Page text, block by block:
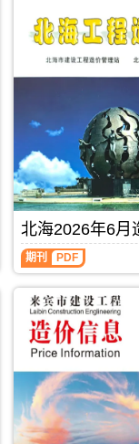
北海2026年6月
北
海
月
造
信
(北
海
工
期刊 PDF